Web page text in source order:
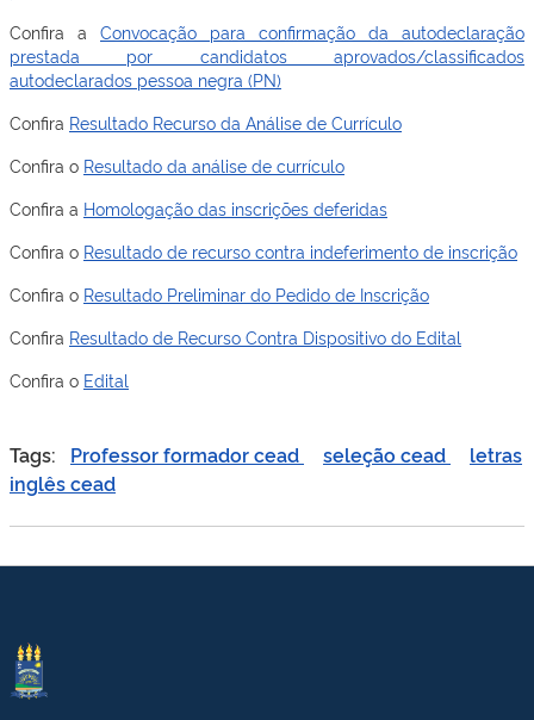
Confira a Convocação para confirmação da autodeclaração
prestada por candidatos aprovados/classificados
autodeclarados pessoa negra (PN)
Confira Resultado Recurso da Análise de Currículo
Confira o Resultado da análise de currículo
Confira a Homologação das inscrições deferidas
Confira o Resultado de recurso contra indeferimento de inscrição
Confira o Resultado Preliminar do Pedido de Inscrição
Confira Resultado de Recurso Contra Dispositivo do Edital
Confira o Edital
Tags: Professor formador cead seleção cead
letras
inglês cead